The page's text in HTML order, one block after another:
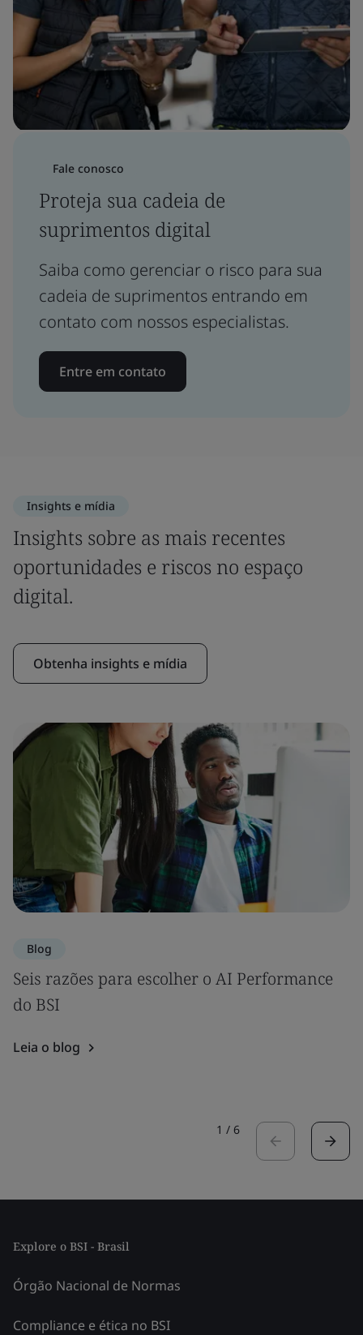
Fale conosco
Proteja sua cadeia de
suprimentos digital
Saiba como gerenciar o risco para sua
cadeia de suprimentos entrando em
contato com nossos especialistas.
Entre em contato
Insights e mídia
Insights sobre as mais recentes
oportunidades e riscos no espaço
digital.
Obtenha insights e mídia
Blog
Seis razões para escolher o AI Performance
do BSI
Leia o blog
1 / 6
Explore o BSI - Brasil
Órgão Nacional de Normas
Compliance e ética no BSI